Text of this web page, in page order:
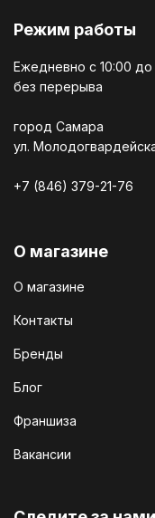
Режим работы
Ежедневно c 10:00 до
без перерыва
город Самара
ул.
+7 (846) 379-21-76
О магазине
О магазине
Контакты
Бренды
Блог
Франшиза
Вакансии